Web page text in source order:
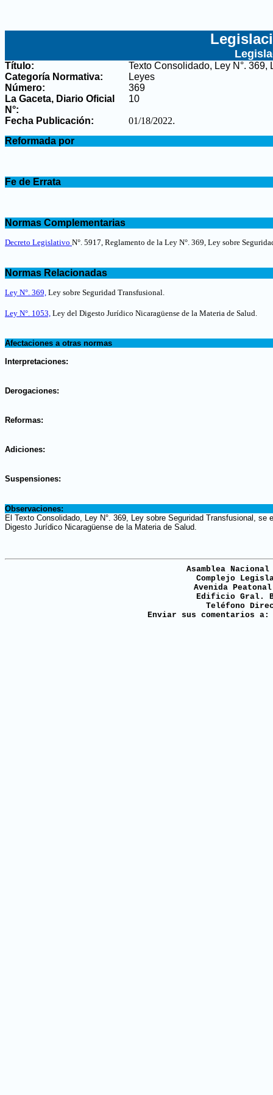
Título:
Texto Consolidado, Ley N°.
Categoría Normativa:
Leyes
Número:
369
La Gaceta, Diario Oficial
N°:
10
Fecha Publicación: 01/18/2022.
Reformada por
Fe de Errata
Normas Complementarias
Decreto Legislativo N°. 5917, Reglamento de la Ley N°. 369, Ley sobre
Normas Relacionadas
Ley N°. 369, Ley sobre Seguridad Transfusional.
Ley N°. 1053, Ley del Digesto Jurídico Nicaragüense de la Materia de Salud.
Afectaciones a otras normas
Interpretaciones:
Derogaciones:
Reformas:
Adiciones:
Suspensiones:
Observaciones:
El Texto Consolidado, Ley N°. 369, Ley sobre Seguridad Transfusional,
Digesto Jurídico Nicaragüense de la Materia de Salud.
Asamblea
Complejo
Avenida
Edificio Gral.
Teléfono
Enviar sus comentarios